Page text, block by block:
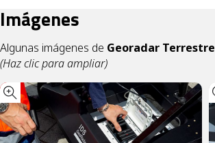
Imágenes
Algunas imágenes de Georadar Terrestre
(Haz clic para ampliar)